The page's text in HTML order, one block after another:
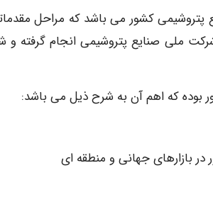
پتروشیمی کشور می باشد که مراحل
ریزی و توسعه شرکت ملی صنایع پتروشیمی انجام گرفته
بوده که اهم آن به شرح ذیل می باشد:
بازارهای جهانی و منطقه ای